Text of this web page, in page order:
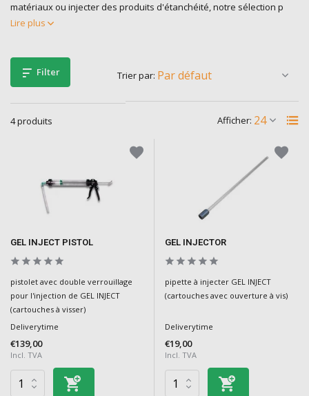
matériaux ou injecter des produits d'étanchéité, notre sélection p
Lire plus
Filter
4 produits Afficher:
Trier par:
GEL INJECT PISTOL
pistolet avec double verrouillage
pour l'injection de GEL INJECT
(cartouches à visser)
Deliverytime
€139,00
Incl. TVA
GEL INJECTOR
pipette à injecter GEL INJECT
(cartouches avec ouverture à vis)
Deliverytime
€19,00
Incl. TVA